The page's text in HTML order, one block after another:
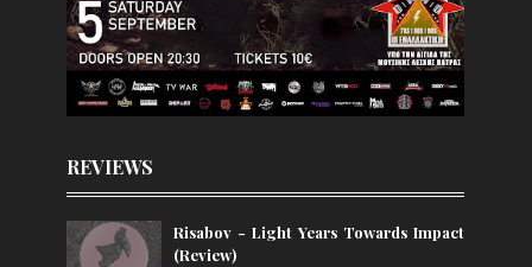
REVIEWS
Risabov - Light Years Towards Impact
(Review)